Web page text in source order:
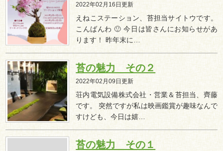
2022年02月16日更新
えねこステーション、苔担当サイトウです。
こんばんわ 🙂 今日は皆さんにお知らせがあ
ります！ 昨年末に…
苔の魅力 その２
2022年02月09日更新
荘内電気設備株式会社・営業＆苔担当、齊藤
です。 突然ですが私は映画鑑賞が趣味なんで
すけども、今日は嬉…
苔の魅力 その１